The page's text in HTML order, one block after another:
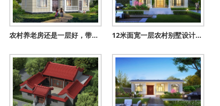
农村养老房还是一层好，带阁楼的一层房子设计图 12米面宽一层农村别墅设计图，实用又舒适